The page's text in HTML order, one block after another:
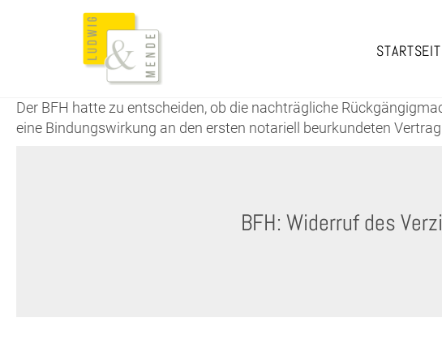
Der BFH hatte zu entscheiden, ob die nachträgliche
eine Bindungswirkung an den ersten notariell beurkundeten
BFH: Widerruf des